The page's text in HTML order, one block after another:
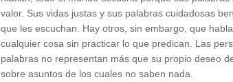
valor. Sus vidas justas y sus palabras cuidadosas
que les escuchan. Hay otros, sin embargo, que
cualquier cosa sin practicar lo que predican. Las
palabras no representan más que su propio deseo
sobre asuntos de los cuales no saben nada.